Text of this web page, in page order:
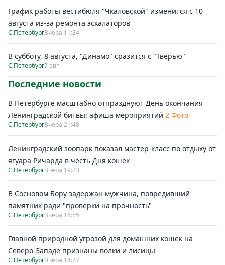
График работы вестибюля "Чкаловской" изменится с 10
августа из-за ремонта эскалаторов
С.ПетербургВчера 11:24
В субботу, 8 августа, "Динамо" сразится с "Тверью"
С.Петербург7 авг
Последние новости
В Петербурге масштабно отпразднуют День окончания
Ленинградской битвы: афиша мероприятий 2 Фото
С.ПетербургВчера 21:48
Ленинградский зоопарк показал мастер-класс по отдыху от
ягуара Ричарда в честь Дня кошек
С.ПетербургВчера 19:23
В Сосновом Бору задержан мужчина, повредивший
памятник ради "проверки на прочность"
С.ПетербургВчера 16:55
Главной природной угрозой для домашних кошек на
Северо-Западе признаны волки и лисицы
С.ПетербургВчера 14:27